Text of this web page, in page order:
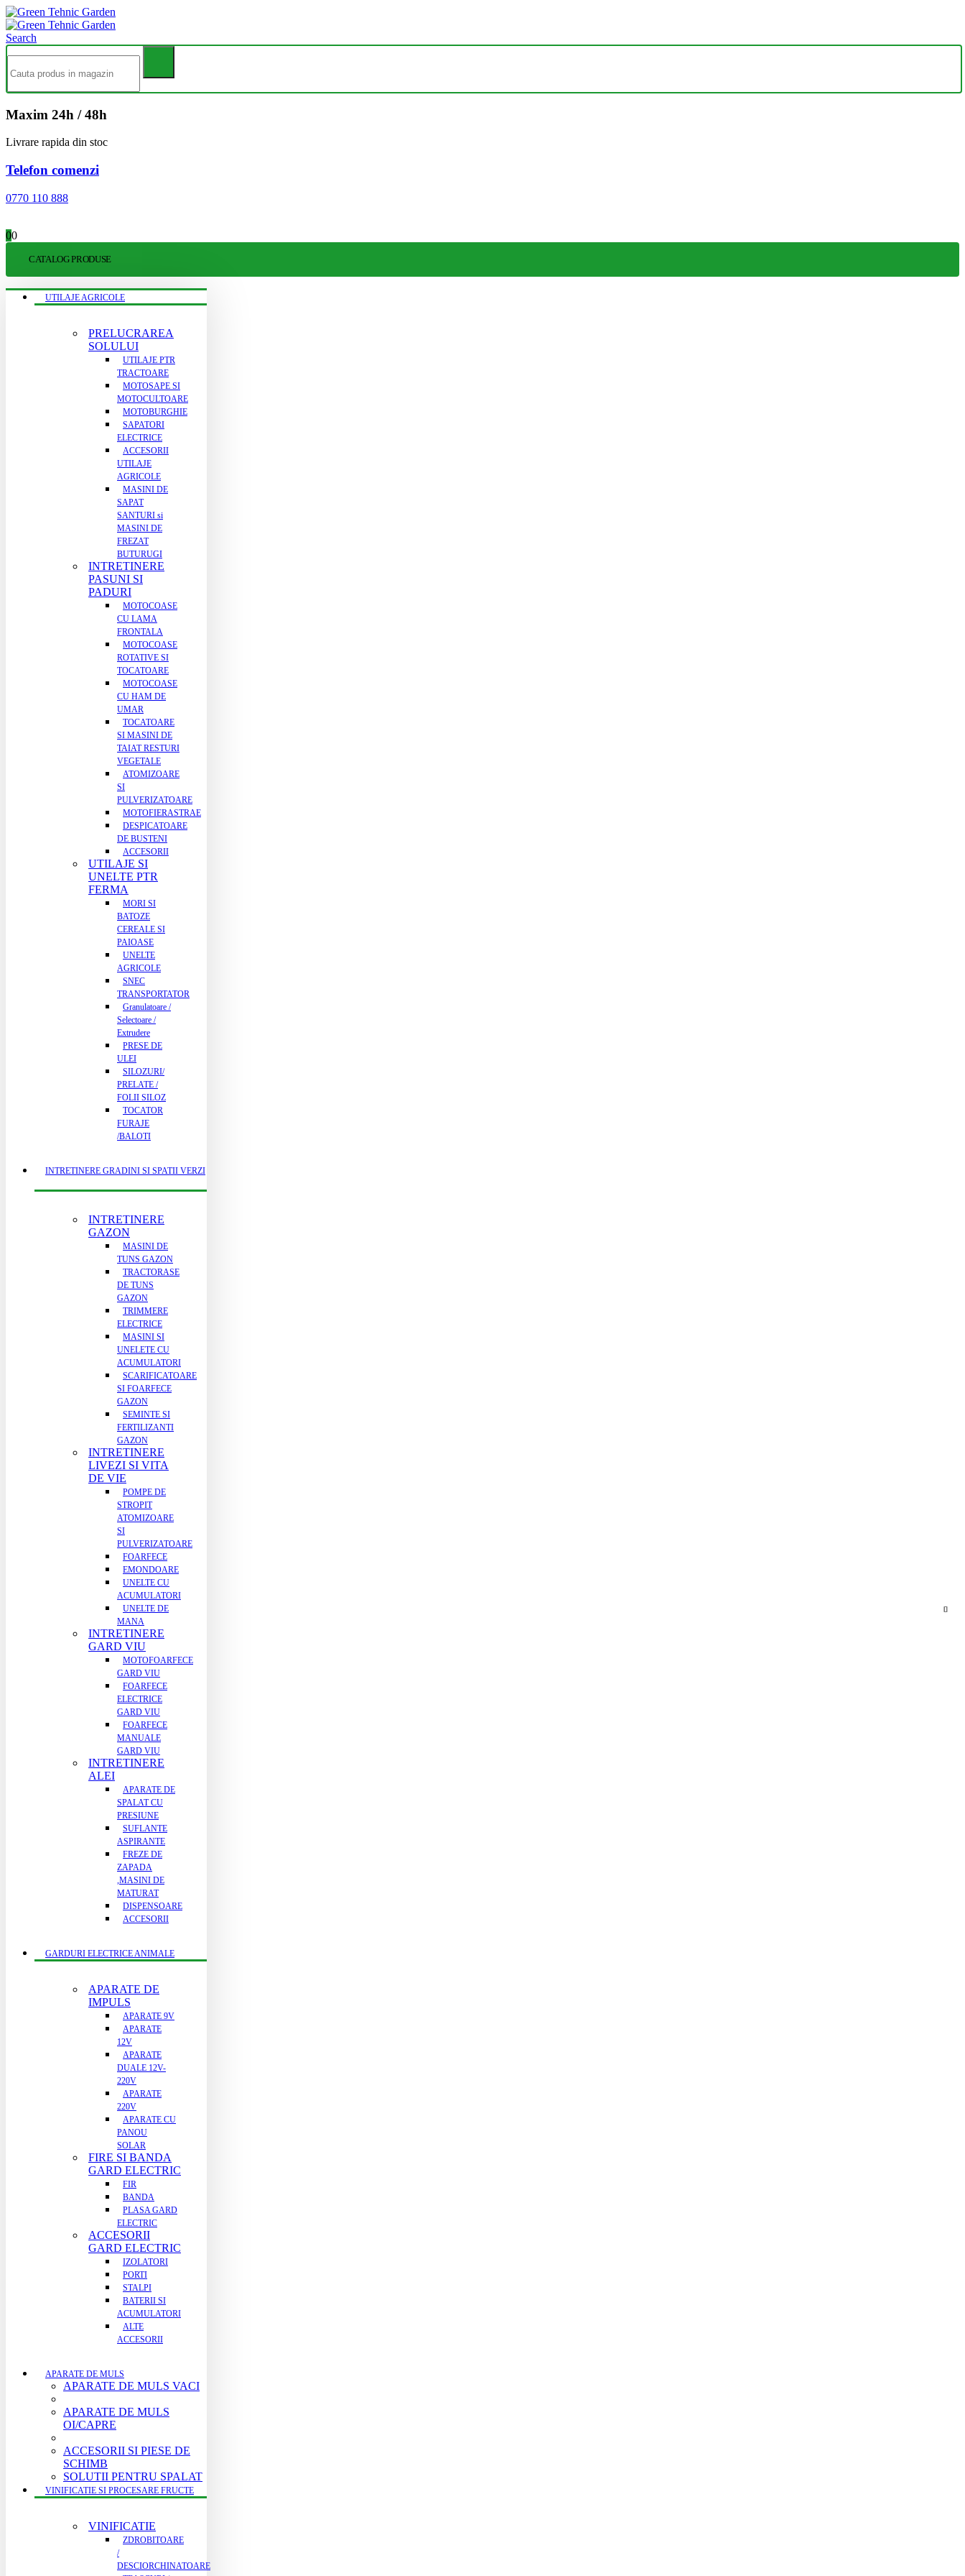
Search
Maxim 24h / 48h
Livrare rapida din stoc
Telefon comenzi
0770 110 888
00
CATALOG PRODUSE
UTILAJE AGRICOLE
PRELUCRAREA
SOLULUI
UTILAJE PTR
TRACTOARE
MOTOSAPE SI
MOTOCULTOARE
MOTOBURGHIE
SAPATORI
ELECTRICE
ACCESORII
UTILAJE
AGRICOLE
MASINI DE
SAPAT
SANTURI si
MASINI DE
FREZAT
BUTURUGI
INTRETINERE
PASUNI SI
PADURI
MOTOCOASE
CU LAMA
FRONTALA
MOTOCOASE
ROTATIVE SI
TOCATOARE
MOTOCOASE
CU HAM DE
UMAR
TOCATOARE
SI MASINI DE
TAIAT RESTURI
VEGETALE
ATOMIZOARE
SI
PULVERIZATOARE
MOTOFIERASTRAE
DESPICATOARE
DE BUSTENI
ACCESORII
UTILAJE SI
UNELTE PTR
FERMA
MORI SI
BATOZE
CEREALE SI
PAIOASE
UNELTE
AGRICOLE
SNEC
TRANSPORTATOR
Granulatoare /
Selectoare /
Extrudere
PRESE DE
ULEI
SILOZURI/
PRELATE /
FOLII SILOZ
TOCATOR
FURAJE
/BALOTI
INTRETINERE GRADINI SI SPATII VERZI
INTRETINERE
GAZON
MASINI DE
TUNS GAZON
TRACTORASE
DE TUNS
GAZON
TRIMMERE
ELECTRICE
MASINI SI
UNELETE CU
ACUMULATORI
SCARIFICATOARE
SI FOARFECE
GAZON
SEMINTE SI
FERTILIZANTI
GAZON
INTRETINERE
LIVEZI SI VITA
DE VIE
POMPE DE
STROPIT
ATOMIZOARE
SI
PULVERIZATOARE
FOARFECE
EMONDOARE
UNELTE CU
ACUMULATORI
UNELTE DE
MANA
INTRETINERE
GARD VIU
MOTOFOARFECE
GARD VIU
FOARFECE
ELECTRICE
GARD VIU
FOARFECE
MANUALE
GARD VIU
INTRETINERE
ALEI
APARATE DE
SPALAT CU
PRESIUNE
SUFLANTE
ASPIRANTE
FREZE DE
ZAPADA
,MASINI DE
MATURAT
DISPENSOARE
ACCESORII
GARDURI ELECTRICE ANIMALE
APARATE DE
IMPULS
APARATE 9V
APARATE
12V
APARATE
DUALE 12V-
220V
APARATE
220V
APARATE CU
PANOU
SOLAR
FIRE SI BANDA
GARD ELECTRIC
FIR
BANDA
PLASA GARD
ELECTRIC
ACCESORII
GARD ELECTRIC
IZOLATORI
PORTI
STALPI
BATERII SI
ACUMULATORI
ALTE
ACCESORII
APARATE DE MULS
APARATE DE MULS VACI
APARATE DE MULS
OI/CAPRE
ACCESORII SI PIESE DE
SCHIMB
SOLUTII PENTRU SPALAT
VINIFICATIE SI PROCESARE FRUCTE
VINIFICATIE
ZDROBITOARE
/
DESCIORCHINATOARE